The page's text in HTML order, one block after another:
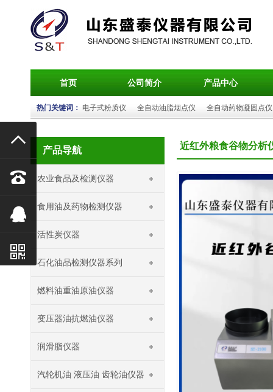
首页 公司简介 产品中心
热门关键词： 电子式粉质仪 全自动油脂烟点仪 全自动药物凝固点仪
产品导航
农业食品及检测仪器
食用油及药物检测仪器
活性炭仪器
石化油品检测仪器系列
燃料油重油原油仪器
变压器油抗燃油仪器
润滑脂仪器
汽轮机油 液压油 齿轮油仪器
近红外粮食谷物分析



